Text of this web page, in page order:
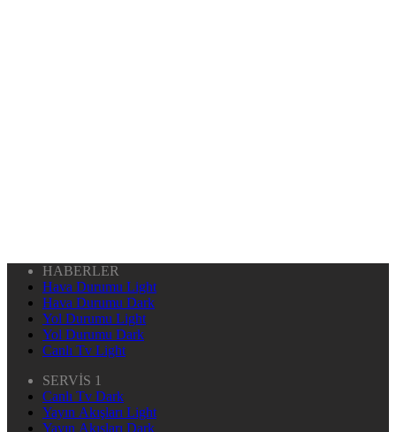
HABERLER
Hava Durumu Light
Hava Durumu Dark
Yol Durumu Light
Yol Durumu Dark
Canlı Tv Light
SERVİS 1
Canlı Tv Dark
Yayın Akışları Light
Yayın Akışları Dark